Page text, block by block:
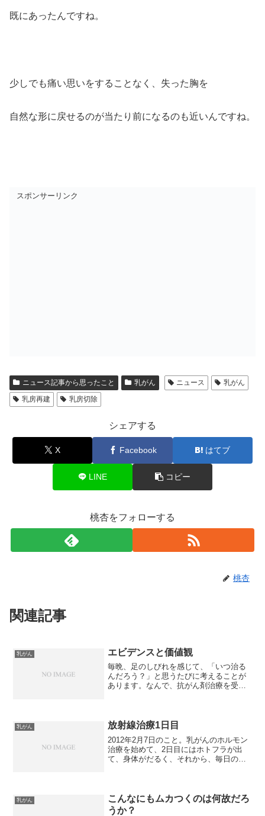
既にあったんですね。
少しでも痛い思いをすることなく、失った胸を
自然な形に戻せるのが当たり前になるのも近いんですね。
スポンサーリンク
ニュース記事から思ったこと 乳がん ニュース
乳がん
乳房再建
乳房切除
シェアする
X Facebook はてブ
LINE コピー
桃杏をフォローする
桃杏
関連記事
乳がん エビデンスと価値観
毎晩、足のしびれを感じて、「いつ治る
んだろう？」と思うたびに考えることが
あります。なんで、抗がん剤治療を受け
常が起こると聞いて、「嫌...
乳がん 放射線治療1日目
2012年2月7日のこと。乳がんのホルモン
治療を始めて、2日目にはホトフラが出
て、身体がだるく、それから、毎日のよ
に、身体に印をつける...
乳がん
こんなにもムカつくのは何故だろ
うか？